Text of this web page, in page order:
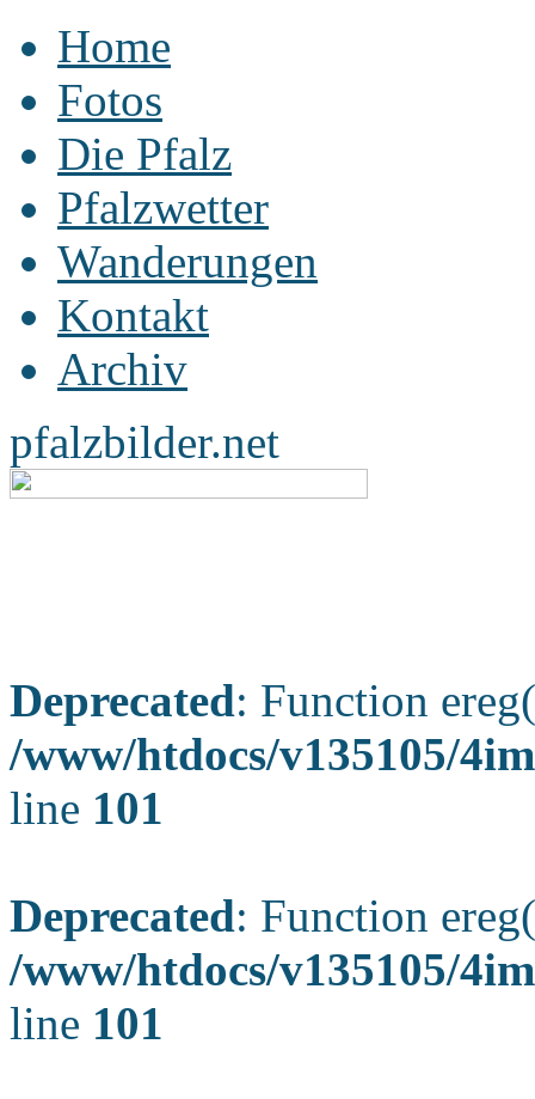
Home
Fotos
Die Pfalz
Pfalzwetter
Wanderungen
Kontakt
Archiv
pfalzbilder.net
Deprecated: Function
/www/htdocs/v135105/
line 101
Deprecated: Function
/www/htdocs/v135105/
line 101